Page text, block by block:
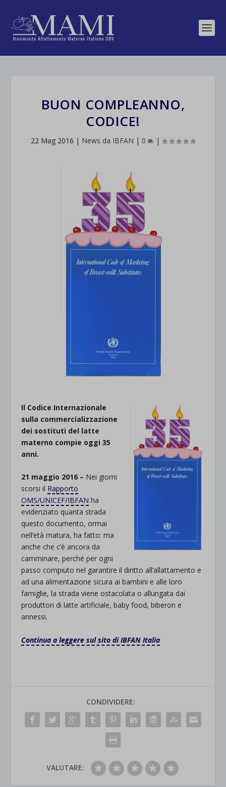
BUON COMPLEANNO,
CODICE!
22 Mag 2016 | News da IBFAN | 0 |
Il Codice Internazionale
sulla commercializzazione
dei sostituti del latte
materno compie oggi 35
anni.
21 maggio 2016 – Nei giorni
scorsi il Rapporto
OMS/UNICEF/IBFAN ha
evidenziato quanta strada
questo documento, ormai
nell’età matura, ha fatto: ma
anche che c’è ancora da
camminare, perché per ogni
passo compiuto nel garantire il diritto all’allattamento e
ad una alimentazione sicura ai bambini e alle loro
famiglie, la strada viene ostacolata o allungata dai
produttori di latte artificiale, baby food, biberon e
annessi.
Continua a leggere sul sito di IBFAN Italia
CONDIVIDERE:
VALUTARE: